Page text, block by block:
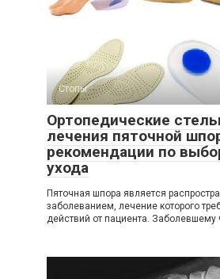
Стопы
Ортопедические
лечения пяточной
рекомендации по
ухода
Пяточная шпора является
заболеванием, лечение которого
действий от пациента. Заболевшему